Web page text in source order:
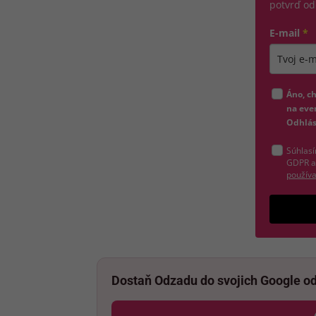
potvrď
E-mail *
Áno,
na
GDPR
Dostaň Odzadu do svojich Google